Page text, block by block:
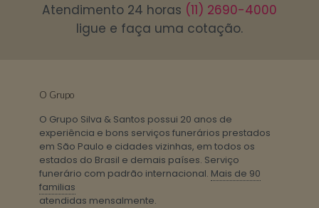
Atendimento 24 horas (11) 2690-4000
ligue e faça uma cotação.
O Grupo
O Grupo Silva & Santos possui 20 anos de
experiência e bons serviços funerários prestados
em São Paulo e cidades vizinhas, em todos os
estados do Brasil e demais países. Serviço
funerário com padrão internacional. Mais de 90
familias
atendidas mensalmente.